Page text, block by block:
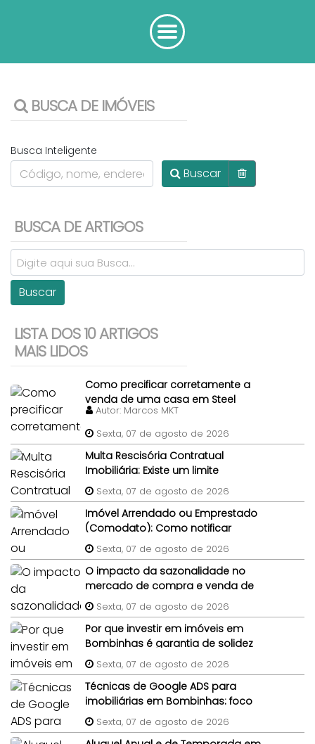
BUSCA DE IMÓVEIS
Busca Inteligente
Buscar
BUSCA DE ARTIGOS
LISTA DOS 10 ARTIGOS
MAIS LIDOS
Como precificar corretamente a
venda de uma casa em Steel
Frame?
Autor: Marcos MKT
Sexta, 07 de agosto de 2026
Multa Rescisória Contratual
Imobiliária: Existe um limite
percentual máximo para a multa
de quebra de contrato de
compra e venda do imóvel?
Sexta, 07 de agosto de 2026
Imóvel Arrendado ou Emprestado
(Comodato): Como notificar
legalmente um morador gratuito
para desocupar antes da venda?
Sexta, 07 de agosto de 2026
O impacto da sazonalidade no
mercado de compra e venda de
imóveis: um panorama completo
Sexta, 07 de agosto de 2026
Por que investir em imóveis em
Bombinhas é garantia de solidez
patrimonial?
Sexta, 07 de agosto de 2026
Técnicas de Google ADS para
imobiliárias em Bombinhas: foco
em imóveis de terceiros
Sexta, 07 de agosto de 2026